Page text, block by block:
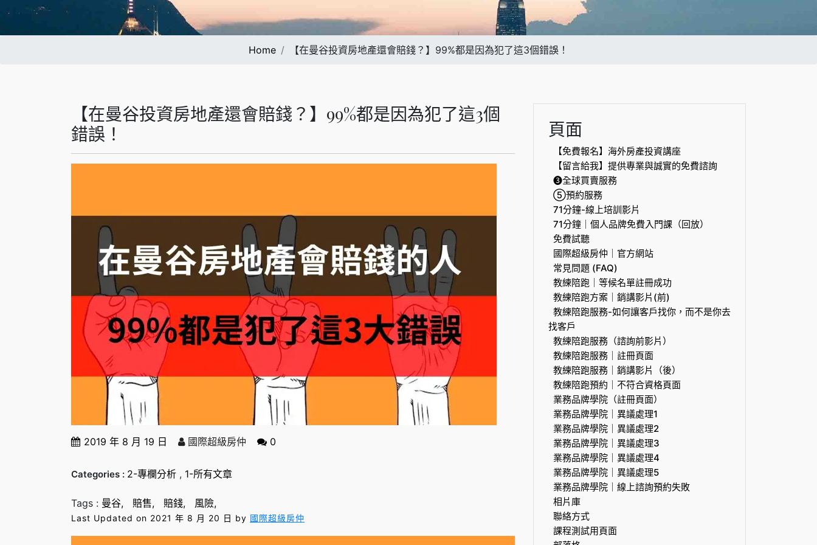
Home 【在曼谷投資房地產還會賠錢？】99%都是因為犯了這3個錯誤！
【在曼谷投資房地產還會賠錢？】99%都是因為犯了這3個
錯誤！
2019 年 8 月 19 日 國際超級房仲 0
Categories : 2-專欄分析 , 1-所有文章
Tags : 曼谷 賠售 賠錢 風險
Last Updated on 2021 年 8 月 20 日 by 國際超級房仲
頁面
【免費報名】海外房產投資講座
【留言給我】提供專業與誠實的免費諮詢
❸全球買賣服務
⑤預約服務
71分鐘-線上培訓影片
71分鐘｜個人品牌免費入門課（回放）
免費試聽
國際超級房仲｜官方網站
常見問題 (FAQ)
教練陪跑｜等候名單註冊成功
教練陪跑方案｜銷講影片(前)
教練陪跑服務-如何讓客戶找你，而不是你去
找客戶
教練陪跑服務（諮詢前影片）
教練陪跑服務｜註冊頁面
教練陪跑服務｜銷講影片（後）
教練陪跑預約｜不符合資格頁面
業務品牌學院（註冊頁面）
業務品牌學院｜異議處理1
業務品牌學院｜異議處理2
業務品牌學院｜異議處理3
業務品牌學院｜異議處理4
業務品牌學院｜異議處理5
業務品牌學院｜線上諮詢預約失敗
相片庫
聯絡方式
課程測試用頁面